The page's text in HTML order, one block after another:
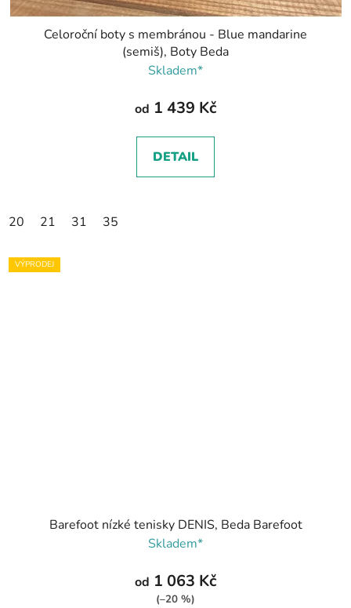
Celoroční boty s membránou - Blue mandarine
(semiš), Boty Beda
Skladem*
od 1 439 Kč
DETAIL
20 21 31 35
VÝPRODEJ
Barefoot nízké tenisky DENIS, Beda Barefoot
Skladem*
od 1 063 Kč
(–20 %)